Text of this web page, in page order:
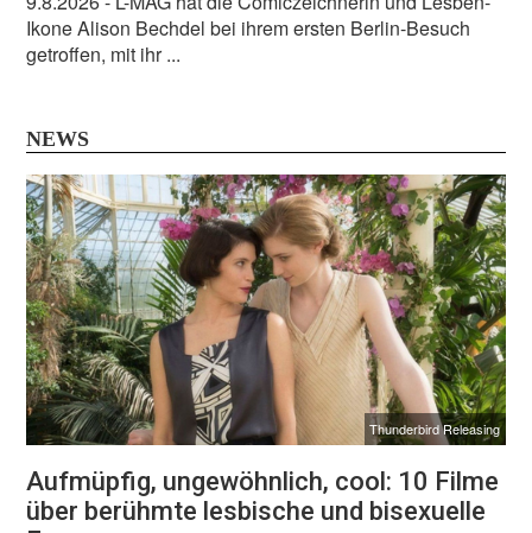
Ikone Alison Bechdel bei ihrem ersten Berlin-Besuch
getroffen, mit ihr ...
NEWS
Thunderbird Releasing
Aufmüpfig, ungewöhnlich, cool: 10 Filme
über berühmte lesbische und bisexuelle